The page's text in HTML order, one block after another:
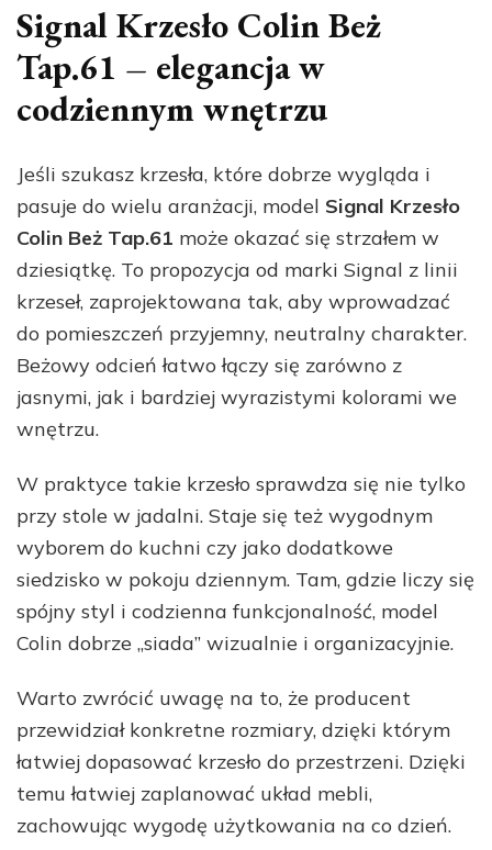
Signal Krzesło Colin Beż
Tap.61 – elegancja w
codziennym wnętrzu
Jeśli szukasz krzesła, które dobrze wygląda i
pasuje do wielu aranżacji, model Signal Krzesło
Colin Beż Tap.61 może okazać się strzałem w
dziesiątkę. To propozycja od marki Signal z linii
krzeseł, zaprojektowana tak, aby wprowadzać
do pomieszczeń przyjemny, neutralny charakter.
Beżowy odcień łatwo łączy się zarówno z
jasnymi, jak i bardziej wyrazistymi kolorami we
wnętrzu.
W praktyce takie krzesło sprawdza się nie tylko
przy stole w jadalni. Staje się też wygodnym
wyborem do kuchni czy jako dodatkowe
siedzisko w pokoju dziennym. Tam, gdzie liczy się
spójny styl i codzienna funkcjonalność, model
Colin dobrze „siada” wizualnie i organizacyjnie.
Warto zwrócić uwagę na to, że producent
przewidział konkretne rozmiary, dzięki którym
łatwiej dopasować krzesło do przestrzeni. Dzięki
temu łatwiej zaplanować układ mebli,
zachowując wygodę użytkowania na co dzień.